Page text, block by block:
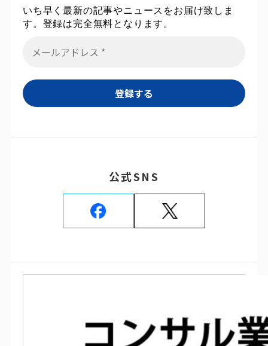
いち早く最新の記事やニュースをお届け致しま
す。登録は完全無料となります。
公式SNS